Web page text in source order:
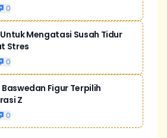
0
Mengatasi Susah Tidur
Stres
0
Baswedan Figur Terpilih
Z
0